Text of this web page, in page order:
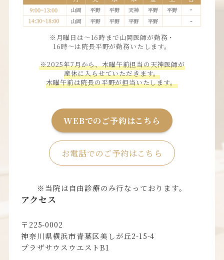
※月曜日は〜16時まで山岡医師が勤務・
16時〜は院長平野が勤務いたします。
※2025年7月から、木曜午前担当の天神医師が
産休に入らせていただきます。
木曜午前は院長の平野が担当いたします。
WEBでのご予約はこちら
お電話でのご予約はこちら
※当院は自由診療のみ行なっております。
アクセス
〒225-0002
神奈川県横浜市青葉区美しが丘2-15-4
プラザサウスウエストB1